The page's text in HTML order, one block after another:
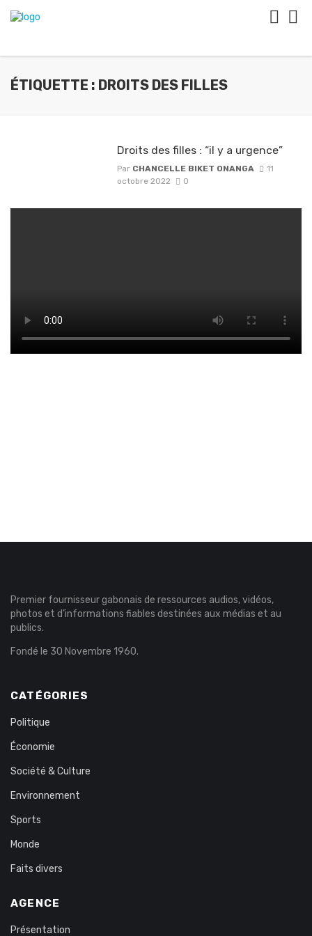
ÉTIQUETTE : DROITS DES FILLES
Droits des filles : “il y a urgence”
Par CHANCELLE BIKET ONANGA
11
octobre 2022
0
Premier fournisseur gabonais de ressources audios, vidéos,
photos et d’informations fiables destinées aux médias et au
publics.
Fondé le 30 Novembre 1960.
CATÉGORIES
Politique
Économie
Société & Culture
Environnement
Sports
Monde
Faits divers
AGENCE
Présentation